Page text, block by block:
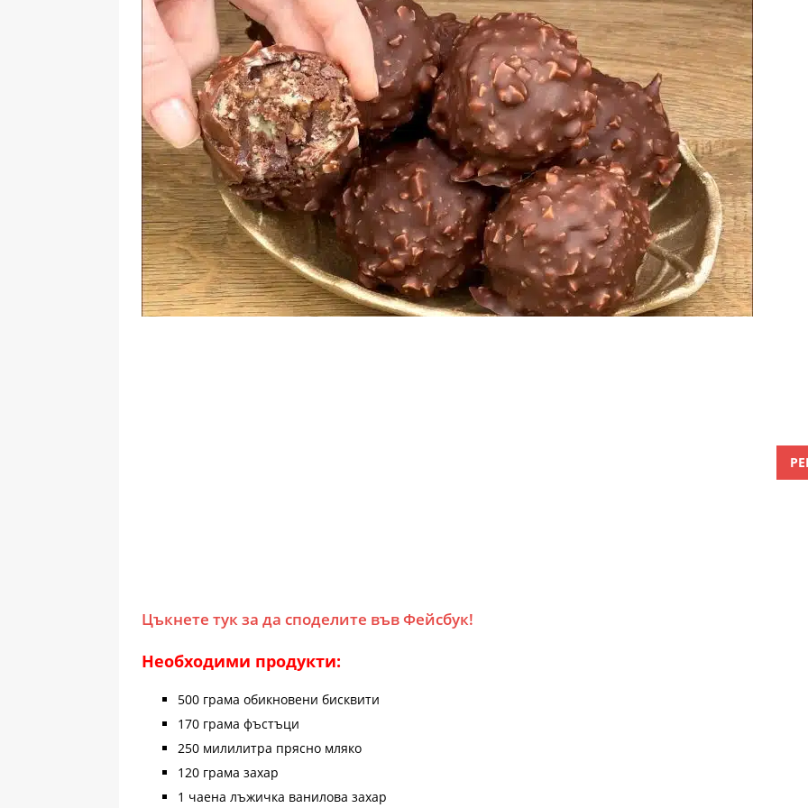
Цъкнете тук за да споделите във Фейсбук!
Необходими продукти:
500 грама обикновени бисквити
170 грама фъстъци
250 милилитра прясно мляко
120 грама захар
1 чаена лъжичка ванилова захар